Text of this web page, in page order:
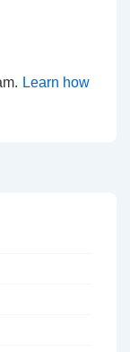
Learn how